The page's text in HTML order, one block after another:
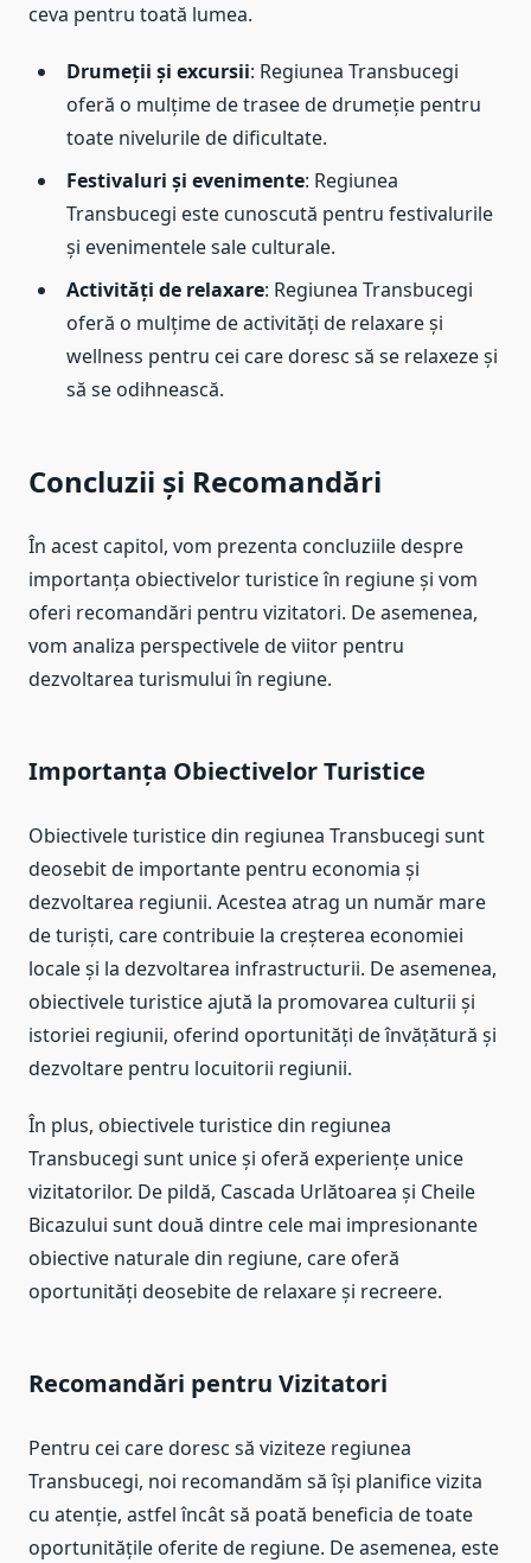
ceva pentru toată lumea.
Drumeții și excursii: Regiunea Transbucegi
oferă o mulțime de trasee de drumeție pentru
toate nivelurile de dificultate.
Festivaluri și evenimente: Regiunea
Transbucegi este cunoscută pentru festivalurile
și evenimentele sale culturale.
Activități de relaxare: Regiunea Transbucegi
oferă o mulțime de activități de relaxare și
wellness pentru cei care doresc să se relaxeze și
să se odihnească.
Concluzii și Recomandări
În acest capitol, vom prezenta concluziile despre
importanța obiectivelor turistice în regiune și vom
oferi recomandări pentru vizitatori. De asemenea,
vom analiza perspectivele de viitor pentru
dezvoltarea turismului în regiune.
Importanța Obiectivelor Turistice
Obiectivele turistice din regiunea Transbucegi sunt
deosebit de importante pentru economia și
dezvoltarea regiunii. Acestea atrag un număr mare
de turiști, care contribuie la creșterea economiei
locale și la dezvoltarea infrastructurii. De asemenea,
obiectivele turistice ajută la promovarea culturii și
istoriei regiunii, oferind oportunități de învățătură și
dezvoltare pentru locuitorii regiunii.
În plus, obiectivele turistice din regiunea
Transbucegi sunt unice și oferă experiențe unice
vizitatorilor. De pildă, Cascada Urlătoarea și Cheile
Bicazului sunt două dintre cele mai impresionante
obiective naturale din regiune, care oferă
oportunități deosebite de relaxare și recreere.
Recomandări pentru Vizitatori
Pentru cei care doresc să viziteze regiunea
Transbucegi, noi recomandăm să își planifice vizita
cu atenție, astfel încât să poată beneficia de toate
oportunitățile oferite de regiune. De asemenea, este